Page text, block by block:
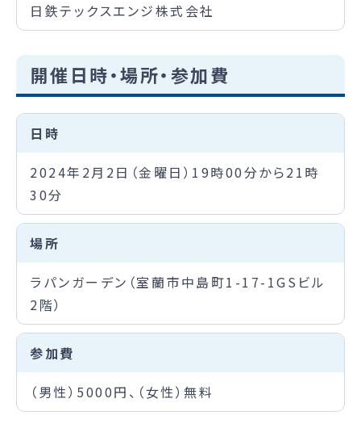
日鉄テックスエンジ株式会社
開催日時・場所・参加費
日時
2024年2月2日（金曜日）19時00分から21時
30分
場所
ラパンガーデン（室蘭市中島町1-17-1GSビル
2階）
参加費
（男性）5000円、（女性）無料